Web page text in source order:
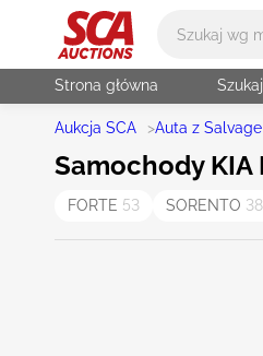
Strona główna
Aukcja SCA >Auta z
Samochody KIA
FORTE 53 SORENTO 38